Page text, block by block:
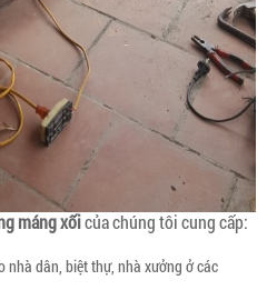
máng xốicủa chúng tôi cung cấp:
dân, biệt thự, nhà xưởng ở các